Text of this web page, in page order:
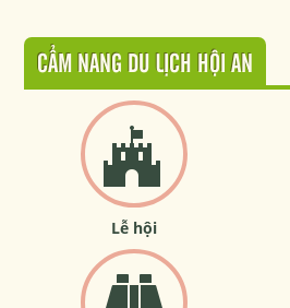
CẨM NANG DU LỊCH HỘI AN
Lễ hội